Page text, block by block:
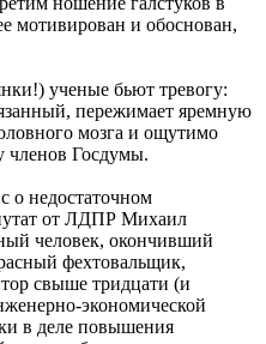
мотивирован и обоснован,
ученые бьют тревогу:
пережимает яремную
мозга и ощутимо
членов Госдумы.
о недостаточном
от ЛДПР Михаил
человек, окончивший
фехтовальщик,
свыше тридцати (и
экономической
в деле повышения